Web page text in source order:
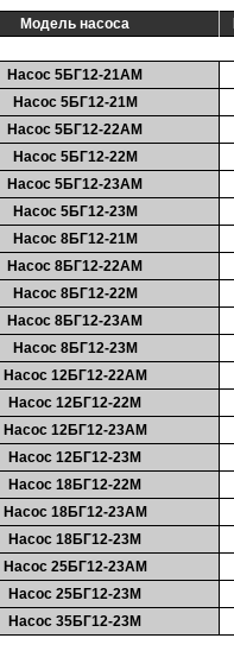
Модель насоса
Насос 5БГ12-21АМ
Насос 5БГ12-21М
Насос 5БГ12-22АМ
Насос 5БГ12-22М
Насос 5БГ12-23АМ
Насос 5БГ12-23М
Насос 8БГ12-21М
Насос 8БГ12-22АМ
Насос 8БГ12-22М
Насос 8БГ12-23АМ
Насос 8БГ12-23М
Насос 12БГ12-22АМ
Насос 12БГ12-22М
Насос 12БГ12-23АМ
Насос 12БГ12-23М
Насос 18БГ12-22М
Насос 18БГ12-23АМ
Насос 18БГ12-23М
Насос 25БГ12-23АМ
Насос 25БГ12-23М
Насос 35БГ12-23М